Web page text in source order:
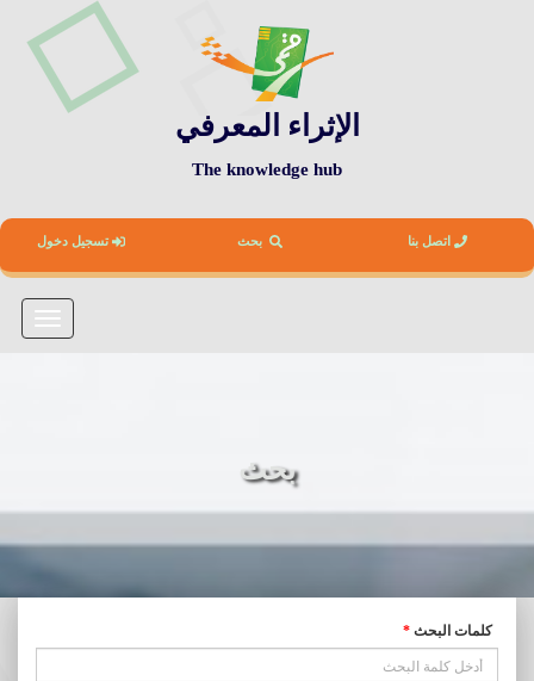
الإثراء المعرفي
The knowledge hub
اتصل بنا بحث تسجيل دخول
Toggle
بحث
كلمات البحث *